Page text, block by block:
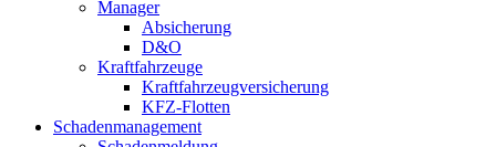
Manager
Absicherung
D&O
Kraftfahrzeuge
Kraftfahrzeugversicherung
KFZ-Flotten
Schadenmanagement